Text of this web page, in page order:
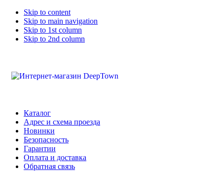
Skip to content
Skip to main navigation
Skip to 1st column
Skip to 2nd column
Каталог
Адрес и схема проезда
Новинки
Безопасность
Гарантии
Оплата и доставка
Обратная связь